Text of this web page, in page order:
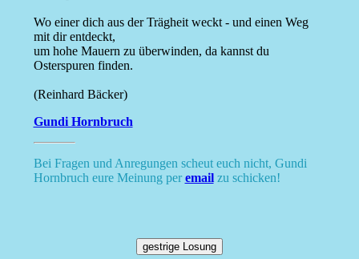
Wo einer dich aus der Trägheit weckt - und einen Weg
mit dir entdeckt,
um hohe Mauern zu überwinden, da kannst du
Osterspuren finden.
(Reinhard Bäcker)
Gundi Hornbruch
Bei Fragen und Anregungen scheut euch nicht, Gundi
Hornbruch eure Meinung peremailzu schicken!
gestrige Losung